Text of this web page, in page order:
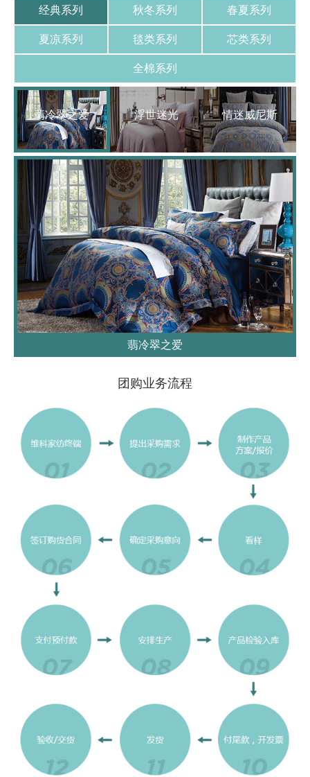
经典系列 秋冬系列 春夏系列
夏凉系列 毯类系列 芯类系列
全棉系列
翡冷翠之爱 浮世迷光 情迷威尼斯
翡冷翠之爱
团购业务流程